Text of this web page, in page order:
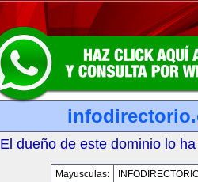
El dueño de este dominio lo
Mayusculas: